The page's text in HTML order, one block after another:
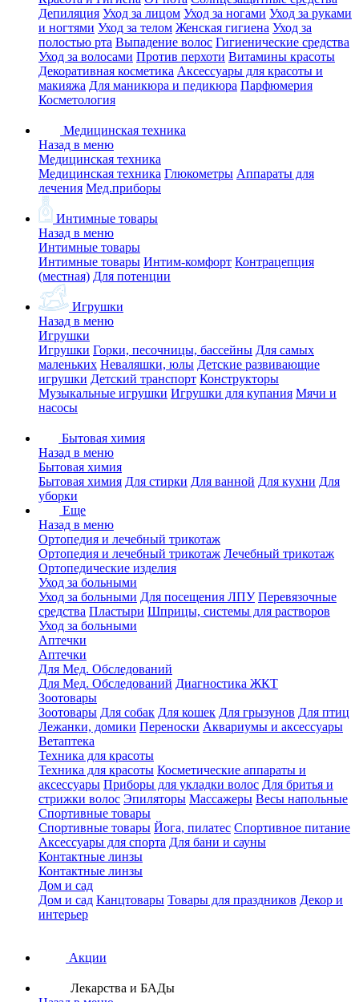
Депиляция Уход за лицом Уход за ногами Уход за руками
и ногтями Уход за телом Женская гигиена Уход за
полостью рта Выпадение волос Гигиенические средства
Уход за волосами Против перхоти Витамины красоты
Декоративная косметика Аксессуары для красоты и
макияжа Для маникюра и педикюра Парфюмерия
Косметология
Медицинская техника
Назад в меню
Медицинская техника
Медицинская техника Глюкометры Аппараты для
лечения Мед.приборы
Интимные товары
Назад в меню
Интимные товары
Интимные товары Интим-комфорт Контрацепция
(местная) Для потенции
Игрушки
Назад в меню
Игрушки
Игрушки Горки, песочницы, бассейны Для самых
маленьких Неваляшки, юлы Детские развивающие
игрушки Детский транспорт Конструкторы
Музыкальные игрушки Игрушки для купания Мячи и
насосы
Бытовая химия
Назад в меню
Бытовая химия
Бытовая химия Для стирки Для ванной Для кухни Для
уборки
Еще
Назад в меню
Ортопедия и лечебный трикотаж
Ортопедия и лечебный трикотаж Лечебный трикотаж
Ортопедические изделия
Уход за больными
Уход за больными Для посещения ЛПУ Перевязочные
средства Пластыри Шприцы, системы для растворов
Уход за больными
Аптечки
Аптечки
Для Мед. Обследований
Для Мед. Обследований Диагностика ЖКТ
Зоотовары
Зоотовары Для собак Для кошек Для грызунов Для птиц
Лежанки, домики Переноски Аквариумы и аксессуары
Ветаптека
Техника для красоты
Техника для красоты Косметические аппараты и
аксессуары Приборы для укладки волос Для бритья и
стрижки волос Эпиляторы Массажеры Весы напольные
Спортивные товары
Спортивные товары Йога, пилатес Спортивное питание
Аксессуары для спорта Для бани и сауны
Контактные линзы
Контактные линзы
Дом и сад
Дом и сад Канцтовары Товары для праздников Декор и
интерьер
Акции
Лекарства и БАДы